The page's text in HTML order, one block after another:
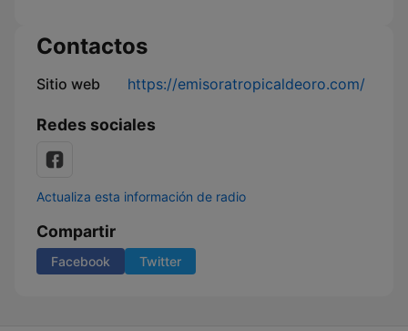
Contactos
Sitio web https://emisoratropicaldeoro.com/
Redes sociales
Actualiza esta información de radio
Compartir
Facebook Twitter